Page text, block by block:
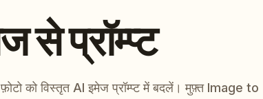
से प्रॉम्प्ट
फ़ोटो को विस्तृत AI इमेज प्रॉम्प्ट में बदलें। मुफ़्त Image to